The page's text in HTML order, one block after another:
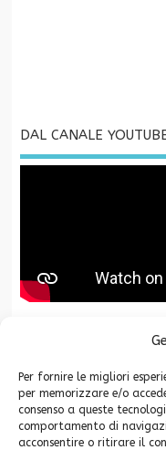
Per fornire le migliori
per memorizzare e/o
consenso a queste
comportamento di
acconsentire o ritirare il
DAL CANALE
La Fondazione CR San